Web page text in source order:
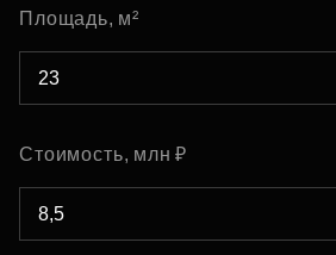
Площадь, м²
Стоимость, млн ₽